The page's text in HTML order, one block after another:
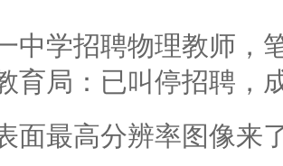
中学招聘物理教师，
育局：已叫停招聘，
面最高分辨率图像来